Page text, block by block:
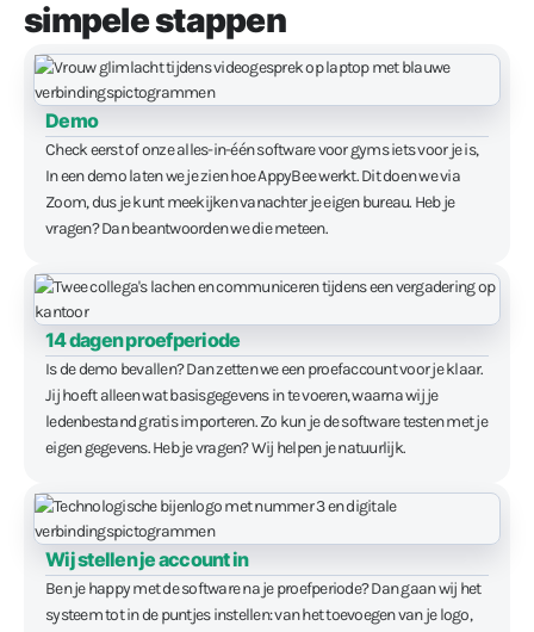
accountmanager.
simpele stappen
Demo
Check eerst of onze alles-in-één software voor gyms iets voor je is,
In een demo laten we je zien hoe AppyBee werkt. Dit doen we via
Zoom, dus je kunt meekijken vanachter je eigen bureau. Heb je
vragen? Dan beantwoorden we die meteen.
14 dagen proefperiode
Is de demo bevallen? Dan zetten we een proefaccount voor je klaar.
Jij hoeft alleen wat basisgegevens in te voeren, waarna wij je
ledenbestand gratis importeren. Zo kun je de software testen met je
eigen gegevens. Heb je vragen? Wij helpen je natuurlijk.
Wij stellen je account in
Ben je happy met de software na je proefperiode? Dan gaan wij het
systeem tot in de puntjes instellen: van het toevoegen van je logo,